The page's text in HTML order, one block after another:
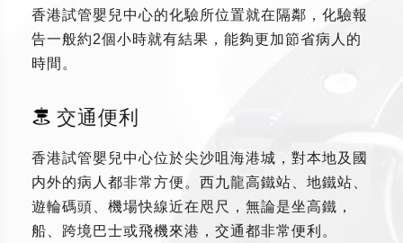
香港試管嬰兒中心的化驗所位置就在隔鄰，化驗報
告一般約2個小時就有結果，能夠更加節省病人的
時間。
交通便利
香港試管嬰兒中心位於尖沙咀海港城，對本地及國
内外的病人都非常方便。西九龍高鐵站、地鐵站、
遊輪碼頭、機場快線近在咫尺，無論是坐高鐵，
船、跨境巴士或飛機來港，交通都非常便利。